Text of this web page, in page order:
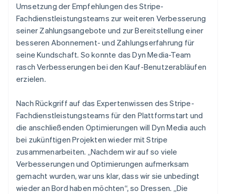
Umsetzung der Empfehlungen des Stripe-
Fachdienstleistungsteams zur weiteren Verbesserung
seiner Zahlungsangebote und zur Bereitstellung einer
besseren Abonnement- und Zahlungserfahrung für
seine Kundschaft. So konnte das Dyn Media-Team
rasch Verbesserungen bei den Kauf-Benutzerabläufen
erzielen.
Nach Rückgriff auf das Expertenwissen des Stripe-
Fachdienstleistungsteams für den Plattformstart und
die anschließenden Optimierungen will Dyn Media auch
bei zukünftigen Projekten wieder mit Stripe
zusammenarbeiten. „Nachdem wir auf so viele
Verbesserungen und Optimierungen aufmerksam
gemacht wurden, war uns klar, dass wir sie unbedingt
wieder an Bord haben möchten“, so Dressen. „Die